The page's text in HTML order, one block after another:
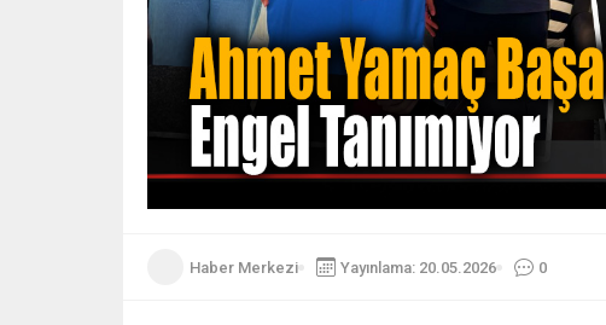
Haber Merkezi Yayınlama: 20.05.2026 0